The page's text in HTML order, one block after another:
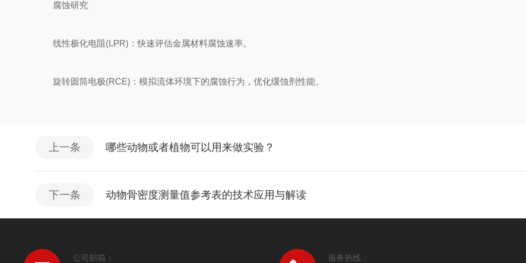
腐蚀研究
线性极化电阻(LPR)：快速评估金属材料腐蚀速率。
旋转圆筒电极(RCE)：模拟流体环境下的腐蚀行为，优化缓蚀剂性能。
上一条 哪些动物或者植物可以用来做实验？
下一条 动物骨密度测量值参考表的技术应用与解读​
公司邮箱： 服务热线：